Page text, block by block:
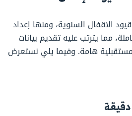
الاقفال السنوية، ومنها إعداد
مما يترتب عليه تقديم بيانات
مستقبلية هامة. وفيما يلي نستعرض